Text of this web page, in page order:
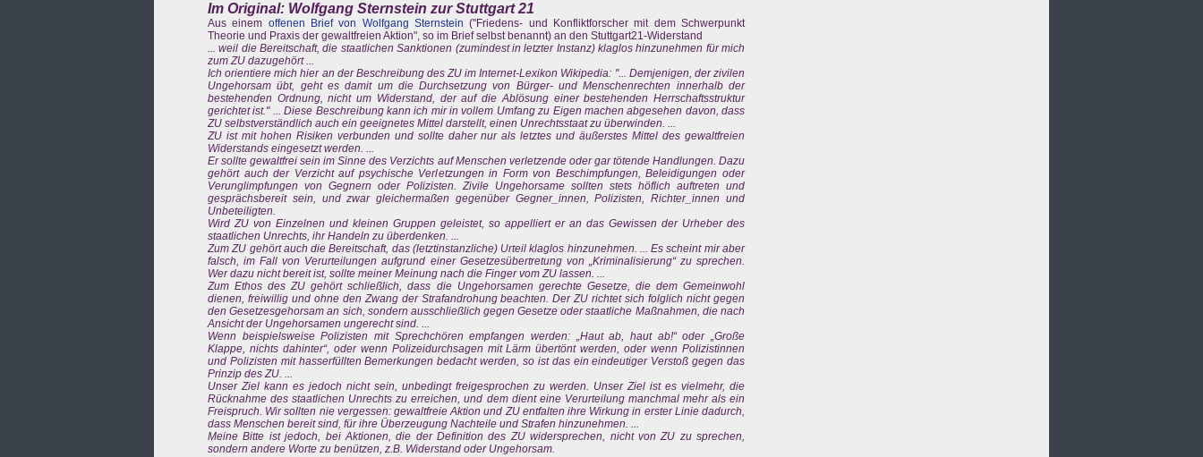
Im Original: Wolfgang Sternstein zur Stuttgart 21
Aus einem offenen Brief von Wolfgang Sternstein ("Friedens- und Konfliktforscher mit dem Schwerpunkt
Theorie und Praxis der gewaltfreien Aktion", so im Brief selbst benannt) an den Stuttgart21-Widerstand
... weil die Bereitschaft, die staatlichen Sanktionen (zumindest in letzter Instanz) klaglos hinzunehmen für mich
zum ZU dazugehört ...
Ich orientiere mich hier an der Beschreibung des ZU im Internet-Lexikon Wikipedia: "... Demjenigen, der zivilen
Ungehorsam übt, geht es damit um die Durchsetzung von Bürger- und Menschenrechten innerhalb der
bestehenden Ordnung, nicht um Widerstand, der auf die Ablösung einer bestehenden Herrschaftsstruktur
gerichtet ist." ... Diese Beschreibung kann ich mir in vollem Umfang zu Eigen machen abgesehen davon, dass
ZU selbstverständlich auch ein geeignetes Mittel darstellt, einen Unrechtsstaat zu überwinden. ...
ZU ist mit hohen Risiken verbunden und sollte daher nur als letztes und äußerstes Mittel des gewaltfreien
Widerstands eingesetzt werden. ...
Er sollte gewaltfrei sein im Sinne des Verzichts auf Menschen verletzende oder gar tötende Handlungen. Dazu
gehört auch der Verzicht auf psychische Verletzungen in Form von Beschimpfungen, Beleidigungen oder
Verunglimpfungen von Gegnern oder Polizisten. Zivile Ungehorsame sollten stets höflich auftreten und
gesprächsbereit sein, und zwar gleichermaßen gegenüber Gegner_innen, Polizisten, Richter_innen und
Unbeteiligten.
Wird ZU von Einzelnen und kleinen Gruppen geleistet, so appelliert er an das Gewissen der Urheber des
staatlichen Unrechts, ihr Handeln zu überdenken. ...
Zum ZU gehört auch die Bereitschaft, das (letztinstanzliche) Urteil klaglos hinzunehmen. ... Es scheint mir aber
falsch, im Fall von Verurteilungen aufgrund einer Gesetzesübertretung von „Kriminalisierung“ zu sprechen.
Wer dazu nicht bereit ist, sollte meiner Meinung nach die Finger vom ZU lassen. ...
Zum Ethos des ZU gehört schließlich, dass die Ungehorsamen gerechte Gesetze, die dem Gemeinwohl
dienen, freiwillig und ohne den Zwang der Strafandrohung beachten. Der ZU richtet sich folglich nicht gegen
den Gesetzesgehorsam an sich, sondern ausschließlich gegen Gesetze oder staatliche Maßnahmen, die nach
Ansicht der Ungehorsamen ungerecht sind. ...
Wenn beispielsweise Polizisten mit Sprechchören empfangen werden: „Haut ab, haut ab!“ oder „Große
Klappe, nichts dahinter“, oder wenn Polizeidurchsagen mit Lärm übertönt werden, oder wenn Polizistinnen
und Polizisten mit hasserfüllten Bemerkungen bedacht werden, so ist das ein eindeutiger Verstoß gegen das
Prinzip des ZU. ...
Unser Ziel kann es jedoch nicht sein, unbedingt freigesprochen zu werden. Unser Ziel ist es vielmehr, die
Rücknahme des staatlichen Unrechts zu erreichen, und dem dient eine Verurteilung manchmal mehr als ein
Freispruch. Wir sollten nie vergessen: gewaltfreie Aktion und ZU entfalten ihre Wirkung in erster Linie dadurch,
dass Menschen bereit sind, für ihre Überzeugung Nachteile und Strafen hinzunehmen. ...
Meine Bitte ist jedoch, bei Aktionen, die der Definition des ZU widersprechen, nicht von ZU zu sprechen,
sondern andere Worte zu benützen, z.B. Widerstand oder Ungehorsam.